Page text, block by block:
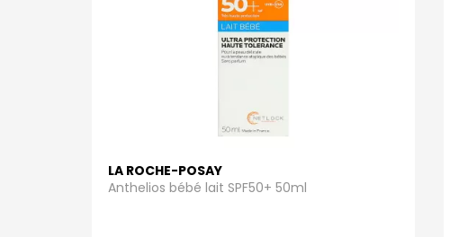
LA ROCHE-POSAY
Anthelios bébé lait SPF50+ 50ml